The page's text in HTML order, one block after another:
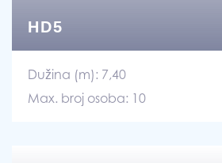
HD5
Dužina (m): 7,40
Max. broj osoba: 10